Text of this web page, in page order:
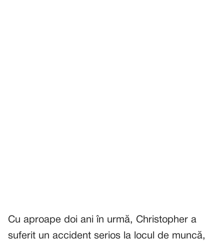
Cu aproape doi ani în urmă, Christopher a
suferit un accident serios la locul de muncă,